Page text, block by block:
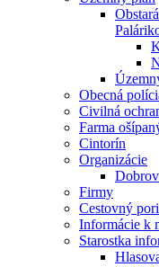
Obecná
Civilná
Farma
Cintorín
Organizácie
Firmy
Cestovný
Informácie k
Starostka